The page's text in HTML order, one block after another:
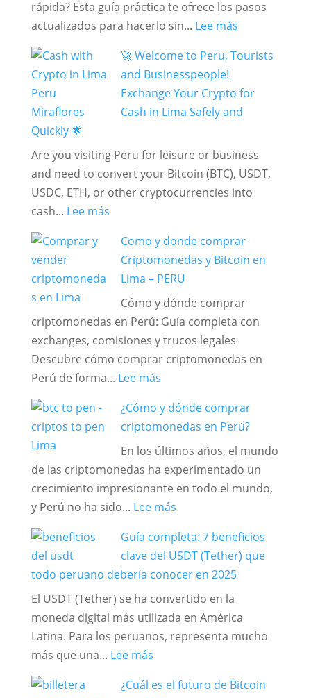
[2026]
rápida? Esta guía práctica te ofrece los pasos
actualizados para hacerlo sin... Lee más:
convertir
y
Bitcoins
Soles:
Guía
práctica
🚀 Welcome to Peru, Tourists
and Businesspeople!
Exchange Your Crypto for
Cash in Lima Safely and
Quickly 🌟
Are you visiting Peru for leisure or business
and need to convert your Bitcoin (BTC), USDT,
USDC, ETH, or other cryptocurrencies into
cash... Lee más:
Welcome
Peru,
Tourists
and
Businesspeople!
Exchange
Your
for
Cash
Lima
Safely
and
Quickly
Como y donde comprar
Criptomonedas y Bitcoin en
Lima – PERU
Cómo y dónde comprar
criptomonedas en Perú: Guía completa con
exchanges, comisiones y trucos legales
Descubre cómo comprar criptomonedas en
Perú de forma... Lee más:
y
donde
comprar
Criptomonedas
y
Bitcoin
Lima
–
PERU
¿Cómo y dónde comprar
criptomonedas en Perú?
En los últimos años, el mundo
de las criptomonedas ha experimentado un
crecimiento impresionante en todo el mundo,
y Perú no ha sido... Lee más:
y
dónde
comprar
criptomonedas
en
Perú?
Guía completa: 7 beneficios
clave del USDT (Tether) que
todo peruano debería conocer en 2025
El USDT (Tether) se ha convertido en la
moneda digital más utilizada en América
Latina. Para los peruanos, representa mucho
más que una... Lee más:
completa:
¿Cuál es el futuro de Bitcoin